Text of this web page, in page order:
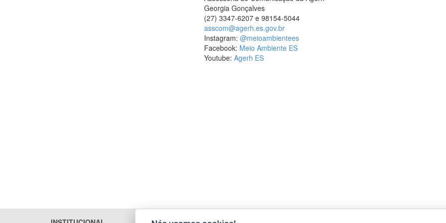
Georgia Gonçalves
(27) 3347-6207 e 98154-5044
asscom@agerh.es.gov.br
Instagram: @meioambientees
Facebook: Meio Ambiente ES
Youtube: Agerh ES